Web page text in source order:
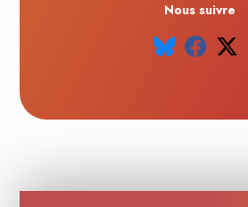
Nous suivre